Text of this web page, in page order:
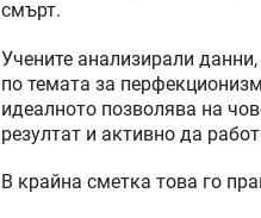
смърт.
Учените анализирали
по темата за
идеалното позволява на
резултат и активно да
В крайна сметка това го